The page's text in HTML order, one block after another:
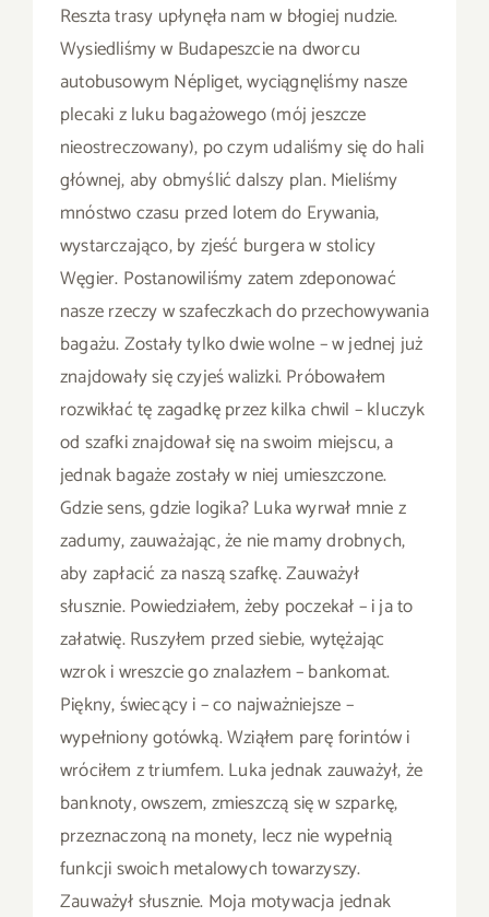
Reszta trasy upłynęła nam w błogiej nudzie.
Wysiedliśmy w Budapeszcie na dworcu
autobusowym Népliget, wyciągnęliśmy nasze
plecaki z luku bagażowego (mój jeszcze
nieostreczowany), po czym udaliśmy się do hali
głównej, aby obmyślić dalszy plan. Mieliśmy
mnóstwo czasu przed lotem do Erywania,
wystarczająco, by zjeść burgera w stolicy
Węgier. Postanowiliśmy zatem zdeponować
nasze rzeczy w szafeczkach do przechowywania
bagażu. Zostały tylko dwie wolne – w jednej już
znajdowały się czyjeś walizki. Próbowałem
rozwikłać tę zagadkę przez kilka chwil – kluczyk
od szafki znajdował się na swoim miejscu, a
jednak bagaże zostały w niej umieszczone.
Gdzie sens, gdzie logika? Luka wyrwał mnie z
zadumy, zauważając, że nie mamy drobnych,
aby zapłacić za naszą szafkę. Zauważył
słusznie. Powiedziałem, żeby poczekał – i ja to
załatwię. Ruszyłem przed siebie, wytężając
wzrok i wreszcie go znalazłem – bankomat.
Piękny, świecący i – co najważniejsze –
wypełniony gotówką. Wziąłem parę forintów i
wróciłem z triumfem. Luka jednak zauważył, że
banknoty, owszem, zmieszczą się w szparkę,
przeznaczoną na monety, lecz nie wypełnią
funkcji swoich metalowych towarzyszy.
Zauważył słusznie. Moja motywacja jednak